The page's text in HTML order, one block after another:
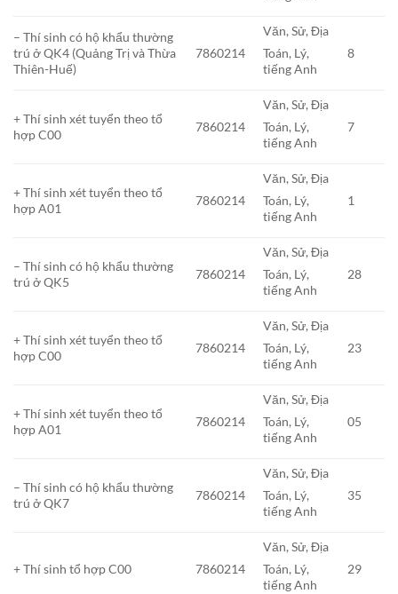
– Thí sinh có hộ khẩu thường
trú ở QK4 (Quảng Trị và Thừa
Thiên-Huế)
7860214
Văn, Sử, Địa
Toán, Lý,
tiếng Anh
8
+ Thí sinh xét tuyển theo tổ
hợp C00
7860214
Văn, Sử, Địa
Toán, Lý,
tiếng Anh
7
+ Thí sinh xét tuyển theo tổ
hợp A01
7860214
Văn, Sử, Địa
Toán, Lý,
tiếng Anh
1
– Thí sinh có hộ khẩu thường
trú ở QK5
7860214
Văn, Sử, Địa
Toán, Lý,
tiếng Anh
28
+ Thí sinh xét tuyển theo tổ
hợp C00
7860214
Văn, Sử, Địa
Toán, Lý,
tiếng Anh
23
+ Thí sinh xét tuyển theo tổ
hợp A01
7860214
Văn, Sử, Địa
Toán, Lý,
tiếng Anh
05
– Thí sinh có hộ khẩu thường
trú ở QK7
7860214
Văn, Sử, Địa
Toán, Lý,
tiếng Anh
35
+ Thí sinh tổ hợp C00 7860214
Văn, Sử, Địa
Toán, Lý,
tiếng Anh
29